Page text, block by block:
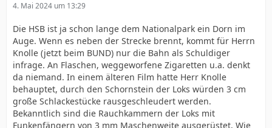
4. Mai 2024 um 13:29
Die HSB ist ja schon lange dem Nationalpark ein Dorn im
Auge. Wenn es neben der Strecke brennt, kommt für Herrn
Knolle (jetzt beim BUND) nur die Bahn als Schuldiger
infrage. An Flaschen, weggeworfene Zigaretten u.a. denkt
da niemand. In einem älteren Film hatte Herr Knolle
behauptet, durch den Schornstein der Loks würden 3 cm
große Schlackestücke rausgeschleudert werden.
Bekanntlich sind die Rauchkammern der Loks mit
Funkenfängern von 3 mm Maschenweite ausgerüstet. Wie